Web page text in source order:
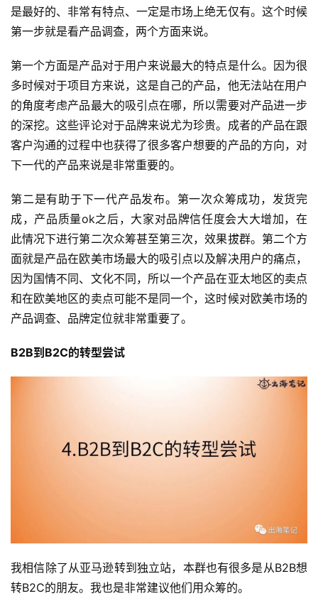
是最好的、非常有特点、一定是市场上绝无仅有。这个时候
第一步就是看产品调查，两个方面来说。
第一个方面是产品对于用户来说最大的特点是什么。因为很
多时候对于项目方来说，这是自己的产品，他无法站在用户
的角度考虑产品最大的吸引点在哪，所以需要对产品进一步
的深挖。这些评论对于品牌来说尤为珍贵。成者的产品在跟
客户沟通的过程中也获得了很多客户想要的产品的方向，对
下一代的产品来说是非常重要的。
第二是有助于下一代产品发布。第一次众筹成功，发货完
成，产品质量ok之后，大家对品牌信任度会大大增加，在
此情况下进行第二次众筹甚至第三次，效果拔群。第二个方
面就是产品在欧美市场最大的吸引点以及解决用户的痛点，
因为国情不同、文化不同，所以一个产品在亚太地区的卖点
和在欧美地区的卖点可能不是同一个，这时候对欧美市场的
产品调查、品牌定位就非常重要了。
B2B到B2C的转型尝试
我相信除了从亚马逊转到独立站，本群也有很多是从B2B想
转B2C的朋友。我也是非常建议他们用众筹的。